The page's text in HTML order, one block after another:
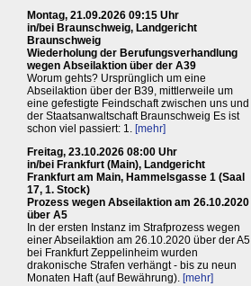
Montag, 21.09.2026 09:15 Uhr
in/bei Braunschweig, Landgericht
Braunschweig
Wiederholung der Berufungsverhandlung
wegen Abseilaktion über der A39
Worum gehts? Ursprünglich um eine
Abseilaktion über der B39, mittlerweile um
eine gefestigte Feindschaft zwischen uns und
der Staatsanwaltschaft Braunschweig Es ist
schon viel passiert: 1. [mehr]
Freitag, 23.10.2026 08:00 Uhr
in/bei Frankfurt (Main), Landgericht
Frankfurt am Main, Hammelsgasse 1 (Saal
17, 1. Stock)
Prozess wegen Abseilaktion am 26.10.2020
über A5
In der ersten Instanz im Strafprozess wegen
einer Abseilaktion am 26.10.2020 über der A5
bei Frankfurt Zeppelinheim wurden
drakonische Strafen verhängt - bis zu neun
Monaten Haft (auf Bewährung). [mehr]